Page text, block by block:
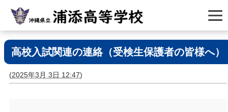
高校入試関連の連絡（受検生保護者の皆様へ）
(2025年3月 3日 12:47)